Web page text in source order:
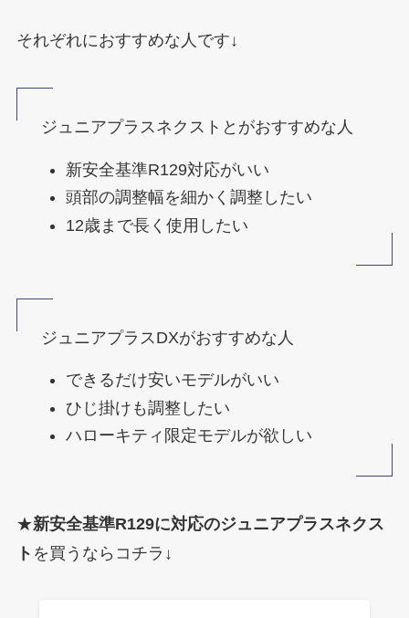
それぞれにおすすめな人です↓
ジュニアプラスネクストとがおすすめな人
新安全基準R129対応がいい
頭部の調整幅を細かく調整したい
12歳まで長く使用したい
ジュニアプラスDXがおすすめな人
できるだけ安いモデルがいい
ひじ掛けも調整したい
ハローキティ限定モデルが欲しい
★新安全基準R129に対応のジュニアプラスネクス
ト を買うならコチラ↓